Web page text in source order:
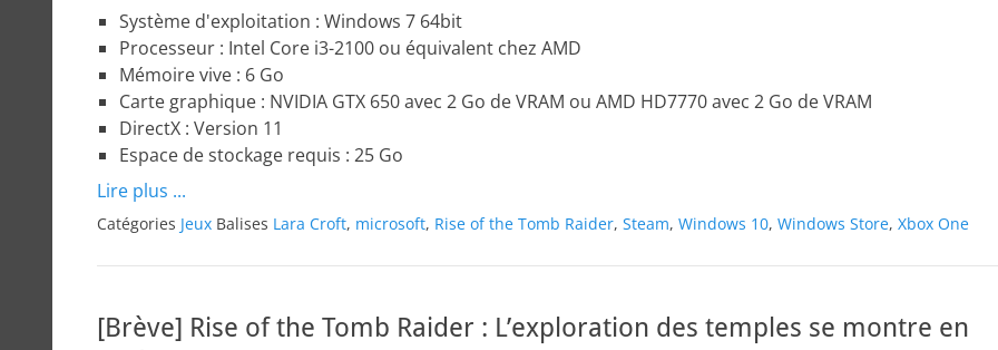
Système d'exploitation : Windows 7 64bit
Processeur : Intel Core i3-2100 ou équivalent chez AMD
Mémoire vive : 6 Go
Carte graphique : NVIDIA GTX 650 avec 2 Go de VRAM ou AMD HD7770 avec 2 Go de VRAM
DirectX : Version 11
Espace de stockage requis : 25 Go
Lire plus ...
Catégories Jeux Balises Lara Croft, microsoft, Rise of the Tomb Raider, Steam, Windows 10, Windows Store, Xbox One
[Brève] Rise of the Tomb Raider : L’exploration des temples se montre en